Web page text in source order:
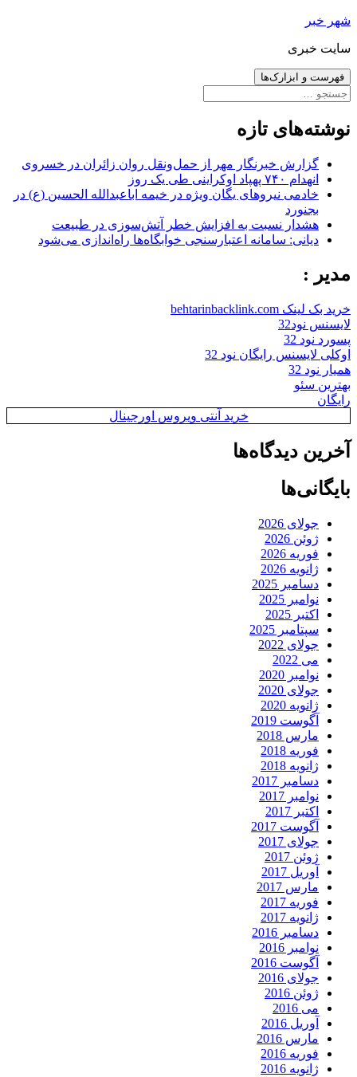
رفتن
نوشته‌ها
شهر خبر
سایت خبری
فهرست و ابزارک‌ها
جستجو
نوشته‌های تازه
گزارش خبرنگار مهر از حمل‌ونقل روان زائران در خسروی
انهدام ۷۴۰ پهپاد اوکراینی طی یک روز
خادمی نیروهای یگان ویژه در خیمه اباعبدالله الحسین (ع) در
بجنورد
هشدار نسبت به افزایش خطر آتش‌سوزی در طبیعت
دیانی: سامانه اعتبارسنجی خوابگاه‌ها راه‌اندازی می‌شود
مدیر :
خرید بک لینک behtarinbacklink.com
لایسنس نود32
پسورد نود 32
اوکلی لایسنس رایگان نود 32
همیار نود 32
بهترین سئو
رایگان
خرید آنتی ویروس اورجینال
آخرین دیدگاه‌ها
بایگانی‌ها
جولای 2026
ژوئن 2026
فوریه 2026
ژانویه 2026
دسامبر 2025
نوامبر 2025
اکتبر 2025
سپتامبر 2025
جولای 2022
می 2022
نوامبر 2020
جولای 2020
ژانویه 2020
آگوست 2019
مارس 2018
فوریه 2018
ژانویه 2018
دسامبر 2017
نوامبر 2017
اکتبر 2017
آگوست 2017
جولای 2017
ژوئن 2017
آوریل 2017
مارس 2017
فوریه 2017
ژانویه 2017
دسامبر 2016
نوامبر 2016
آگوست 2016
جولای 2016
ژوئن 2016
می 2016
آوریل 2016
مارس 2016
فوریه 2016
ژانویه 2016